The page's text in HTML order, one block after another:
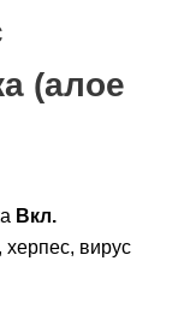
(алое
Вкл.
вирус